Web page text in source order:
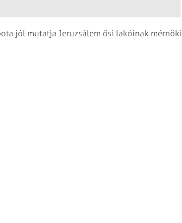
jól mutatja Jeruzsálem ősi lakóinak mérnöki